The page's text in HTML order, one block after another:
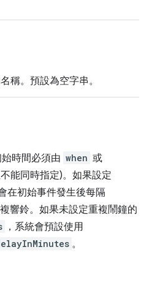
稱。預設為空字串。
時間必須由 when 或
能同時指定)。如果設定
在初始事件發生後每隔
響鈴。如果未設定重複鬧鐘的
，系統會預設使用
。